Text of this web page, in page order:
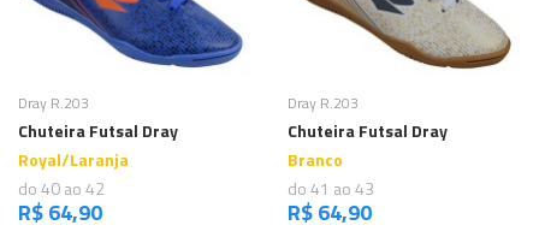
Comprar
Dray R.203
Chuteira Futsal Dray
Royal/Laranja
do 40 ao 42
R$ 64,90
Comprar
Dray R.203
Chuteira Futsal Dray
Branco
do 41 ao 43
R$ 64,90